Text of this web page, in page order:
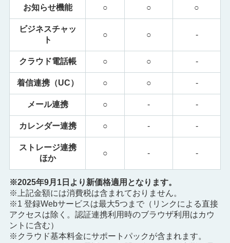
お知らせ機能 ○ ○ ○
ビジネスチャッ
ト
○ ○ -
クラウド電話帳 ○ ○ -
着信連携（UC） ○ ○ -
メール連携 ○ - -
カレンダー連携 ○ - -
ストレージ連携
ほか
○ - -
※2025年9月1日より新価格適用となります。
※上記金額には消費税は含まれておりません。
※1 登録Webサービスは最大5つまで（リンクによる直接
アクセスは除く。認証連携利用時のブラウザ利用はカウ
ントに含む）
※クラウド基本料金にサポートパックが含まれます。